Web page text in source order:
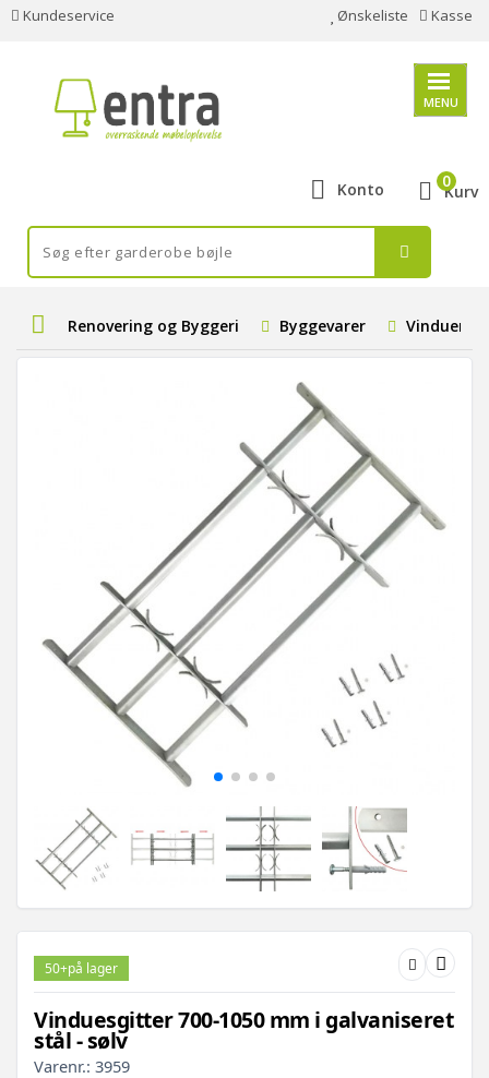
Kundeservice Ønskeliste Kasse
MENU
Konto Kurv
0
Renovering og Byggeri Byggevarer Vinduer
50+på lager
Vinduesgitter 700-1050 mm i galvaniseret
stål - sølv
Varenr.: 3959